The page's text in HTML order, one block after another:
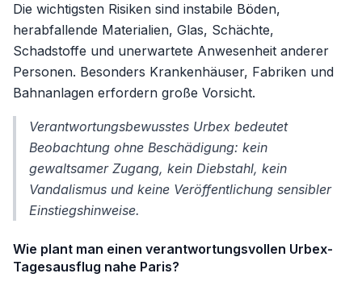
Die wichtigsten Risiken sind instabile Böden,
herabfallende Materialien, Glas, Schächte,
Schadstoffe und unerwartete Anwesenheit anderer
Personen. Besonders Krankenhäuser, Fabriken und
Bahnanlagen erfordern große Vorsicht.
Verantwortungsbewusstes Urbex bedeutet
Beobachtung ohne Beschädigung: kein
gewaltsamer Zugang, kein Diebstahl, kein
Vandalismus und keine Veröffentlichung sensibler
Einstiegshinweise.
Wie plant man einen verantwortungsvollen Urbex-
Tagesausflug nahe Paris?